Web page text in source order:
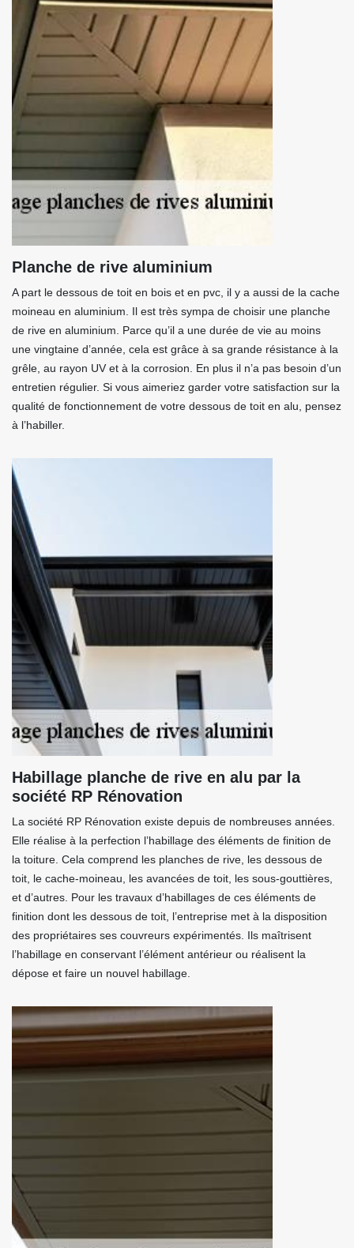
Planche de rive aluminium
A part le dessous de toit en bois et en pvc, il y a aussi de la cache
moineau en aluminium. Il est très sympa de choisir une planche
de rive en aluminium. Parce qu’il a une durée de vie au moins
une vingtaine d’année, cela est grâce à sa grande résistance à la
grêle, au rayon UV et à la corrosion. En plus il n’a pas besoin d’un
entretien régulier. Si vous aimeriez garder votre satisfaction sur la
qualité de fonctionnement de votre dessous de toit en alu, pensez
à l’habiller.
Habillage planche de rive en alu par la
société RP Rénovation
La société RP Rénovation existe depuis de nombreuses années.
Elle réalise à la perfection l’habillage des éléments de finition de
la toiture. Cela comprend les planches de rive, les dessous de
toit, le cache-moineau, les avancées de toit, les sous-gouttières,
et d’autres. Pour les travaux d’habillages de ces éléments de
finition dont les dessous de toit, l’entreprise met à la disposition
des propriétaires ses couvreurs expérimentés. Ils maîtrisent
l’habillage en conservant l’élément antérieur ou réalisent la
dépose et faire un nouvel habillage.